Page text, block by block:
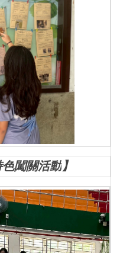
闖關活動】